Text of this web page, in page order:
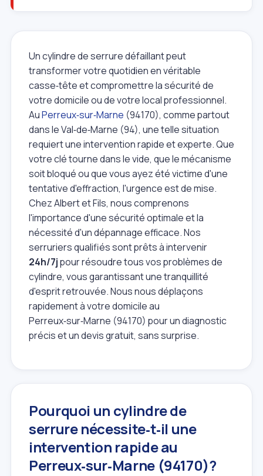
Un cylindre de serrure défaillant peut
transformer votre quotidien en véritable
casse‑tête et compromettre la sécurité de
votre domicile ou de votre local professionnel.
AuPerreux‑sur‑Marne (94170), comme partout
dans le Val‑de‑Marne (94), une telle situation
requiert une intervention rapide et experte. Que
votre clé tourne dans le vide, que le mécanisme
soit bloqué ou que vous ayez été victime d'une
tentative d'effraction, l'urgence est de mise.
Chez Albert et Fils, nous comprenons
l'importance d'une sécurité optimale et la
nécessité d'un dépannage efficace. Nos
serruriers qualifiés sont prêts à intervenir
24h/7jpour résoudre tous vos problèmes de
cylindre, vous garantissant une tranquillité
d'esprit retrouvée. Nous nous déplaçons
rapidement à votre domicile au
Perreux‑sur‑Marne (94170) pour un diagnostic
précis et un devis gratuit, sans surprise.
Pourquoi un cylindre de
serrure nécessite‑t‑il une
intervention rapide au
Perreux‑sur‑Marne (94170)?